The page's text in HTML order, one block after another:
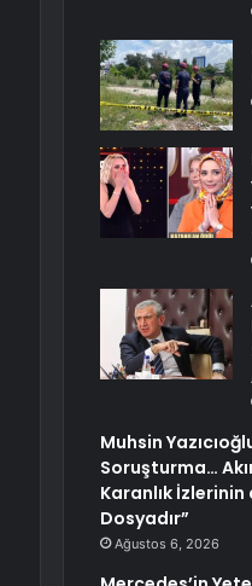
Muhsin
Soruşturma…
Karanlık İzlerinin
Dosyadır”
Ağustos 6, 2026